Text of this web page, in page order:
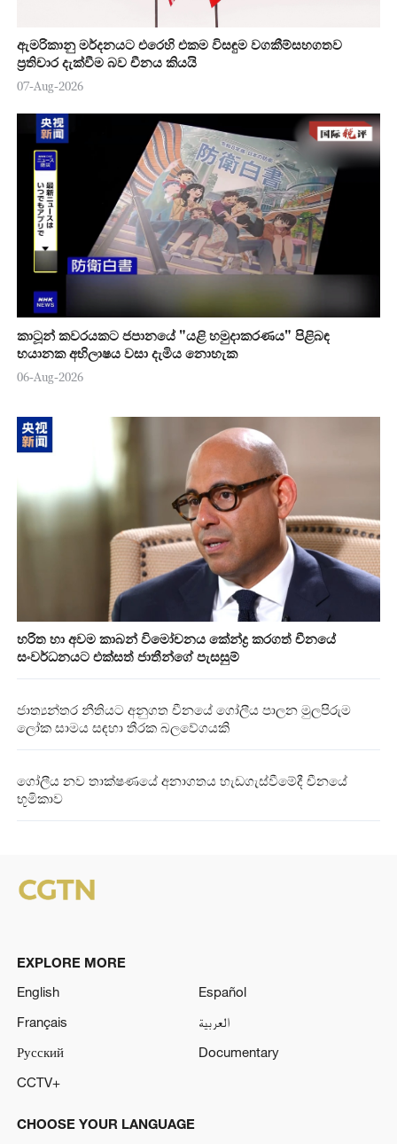
ඇමරිකානු මර්දනයට එරෙහි එකම විසඳුම වගකීම්සහගතව
ප්‍රතිචාර දැක්වීම බව චීනය කියයි
07-Aug-2026
කාටූන් කවරයකට ජපානයේ "යළි හමුදාකරණය" පිළිබඳ
භයානක අභිලාෂය වසා දැමිය නොහැක
06-Aug-2026
හරිත හා අවම කාබන් විමෝචනය කේන්ද්‍ර කරගත් චීනයේ
සංවර්ධනයට එක්සත් ජාතීන්ගේ පැසසුම්
ජාත්‍යන්තර නීතියට අනුගත චීනයේ ගෝලීය පාලන මුලපිරුම
ලෝක සාමය සඳහා තීරක බලවේගයකි
ගෝලීය නව තාක්ෂණයේ අනාගතය හැඩගැස්වීමේදී චීනයේ
භූමිකාව
EXPLORE MORE
English
Español
Français
العربية
Русский
Documentary
CCTV+
CHOOSE YOUR LANGUAGE